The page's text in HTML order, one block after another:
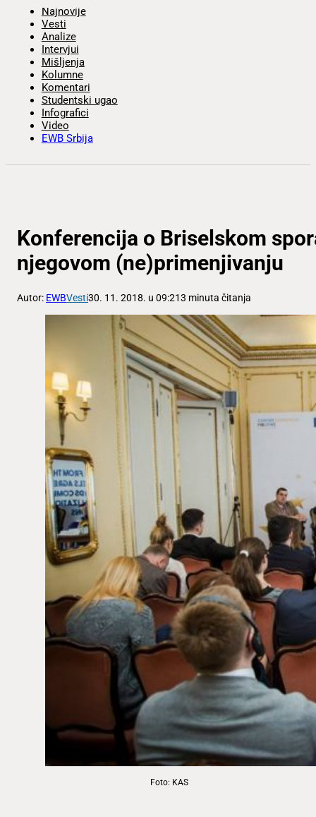
Najnovije
Vesti
Analize
Intervjui
Mišljenja
Kolumne
Komentari
Studentski ugao
Infografici
Video
EWB Srbija
Konferencija o Briselskom
njegovom (ne)primenjivanju
Autor: EWBVesti30. 11. 2018. u 09:213 minuta čitanja
Foto: KAS